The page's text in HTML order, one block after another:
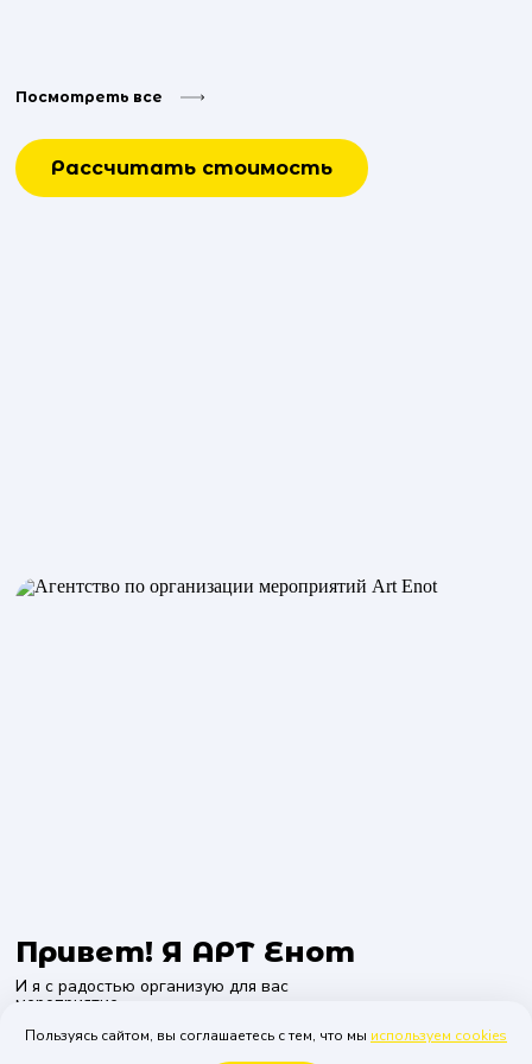
Посмотреть все
Рассчитать стоимость
Привет! Я АРТ Енот
И я с радостью организую для вас
мероприятие.
Вам не нужно что-то придумывать, так как за
Пользуясь сайтом, вы соглашаетесь с тем, что мы используем cookies